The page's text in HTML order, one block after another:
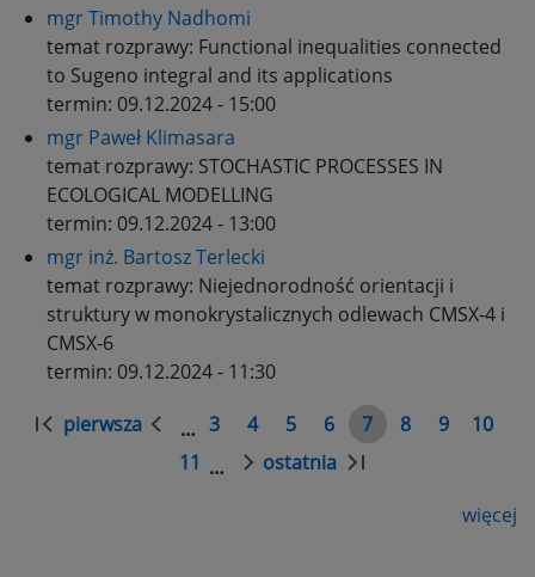
mgr Timothy Nadhomi
temat rozprawy: Functional inequalities connected
to Sugeno integral and its applications
termin: 09.12.2024 - 15:00
mgr Paweł Klimasara
temat rozprawy: STOCHASTIC PROCESSES IN
ECOLOGICAL MODELLING
termin: 09.12.2024 - 13:00
mgr inż. Bartosz Terlecki
temat rozprawy: Niejednorodność orientacji i
struktury w monokrystalicznych odlewach CMSX-4 i
CMSX-6
termin: 09.12.2024 - 11:30
Stronicowanie
Pierwsza
pierwsza Poprzednia
strona
… Strona
3 Strona
4 Strona
5 Strona
6 Strona
7 Strona
8 Strona
9
10
Strona
11 … NastępnaOstatnia
ostatnia
więcej